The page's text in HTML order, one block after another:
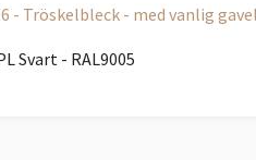
- Tröskelbleck - med vanlig
Svart - RAL9005